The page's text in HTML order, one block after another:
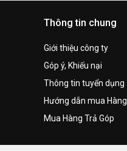
Thông tin chung
Giới thiệu công ty
Góp ý, Khiếu nại
Thông tin tuyển dụng
Hướng dẫn mua Hàng
Mua Hàng Trả Góp